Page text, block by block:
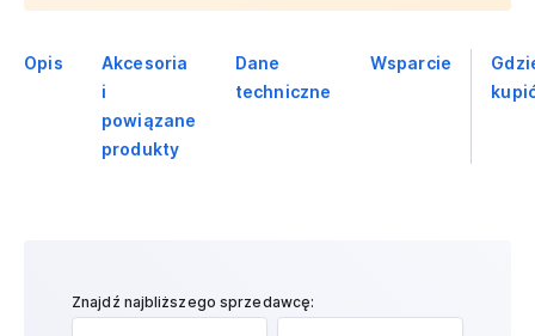
Opis
Akcesoria
i
powiązane
produkty
Dane
techniczne
Wsparcie
Znajdź najbliższego sprzedawcę: